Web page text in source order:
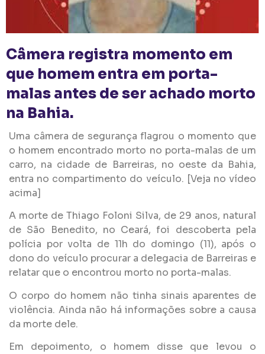
Câmera registra momento em
que homem entra em porta-
malas antes de ser achado morto
na Bahia.
Uma câmera de segurança flagrou o momento que
o homem encontrado morto no porta-malas de um
carro, na cidade de Barreiras, no oeste da Bahia,
entra no compartimento do veículo. [Veja no vídeo
acima]
A morte de Thiago Foloni Silva, de 29 anos, natural
de São Benedito, no Ceará, foi descoberta pela
polícia por volta de 11h do domingo (11), após o
dono do veículo procurar a delegacia de Barreiras e
relatar que o encontrou morto no porta-malas.
O corpo do homem não tinha sinais aparentes de
violência. Ainda não há informações sobre a causa
da morte dele.
Em depoimento, o homem disse que levou o